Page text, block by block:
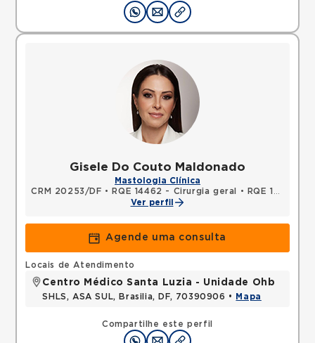
Gisele Do Couto Maldonado
Mastologia Clínica
CRM 20253/DF • RQE 14462 - Cirurgia geral •
RQE 16089 - Mastologia
Ver perfil
Agende uma consulta
Compartilhe este perfil
Locais de Atendimento
Centro Médico Santa Luzia - Unidade Ohb
SHLS, ASA SUL, Brasilia, DF, 70390906 • Mapa